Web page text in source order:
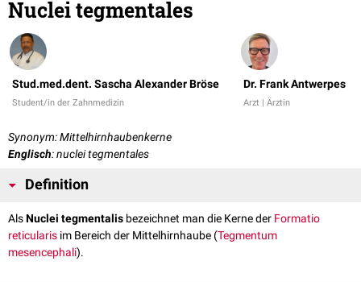
Nuclei tegmentales
Stud.med.dent. Sascha Alexander Bröse
Student/in der Zahnmedizin
Dr. Frank Antwerpes
Arzt | Ärztin
Synonym: Mittelhirnhaubenkerne
Englisch: nuclei tegmentales
Definition
AlsNuclei tegmentalis bezeichnet man die Kerne der Formatio
reticularis im Bereich der Mittelhirnhaube (Tegmentum
mesencephali).